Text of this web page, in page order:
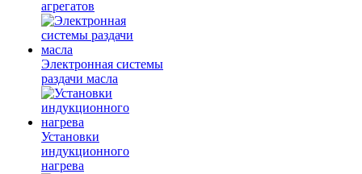
агрегатов
Электронная системы
раздачи масла
Установки
индукционного
нагрева